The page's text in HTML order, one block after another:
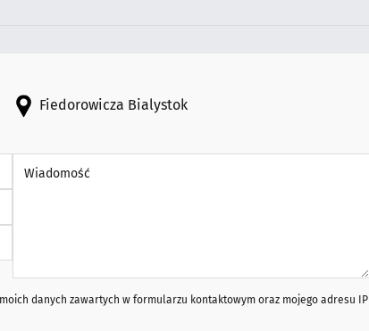
Fiedorowicza Bialystok
danych zawartych w formularzu kontaktowym oraz mojego adresu IP